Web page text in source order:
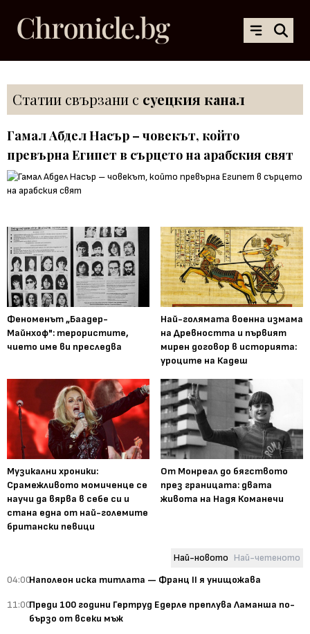
Статии свързани с суецкия канал
Гамал Абдел Насър – човекът, който
превърна Египет в сърцето на арабския свят
Феноменът „Баадер-
Майнхоф": терористите,
чието име ви преследва
Най-голямата военна измама
на Древността и първият
мирен договор в историята:
уроците на Кадеш
Музикални хроники:
Срамежливото момиченце се
научи да вярва в себе си и
стана една от най-големите
британски певици
От Монреал до бягството
през границата: двата
живота на Надя Команечи
Най-новото Най-четеното
04:00Наполеон иска титлата — Франц II я унищожава
11:00Преди 100 години Гертруд Едерле преплува Ламанша по-
бързо от всеки мъж